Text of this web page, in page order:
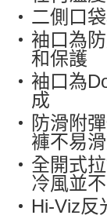
二側口
袖口為
和保護
袖口為
成
防滑附
褲不易
全開式拉
冷風並
Hi-Viz反